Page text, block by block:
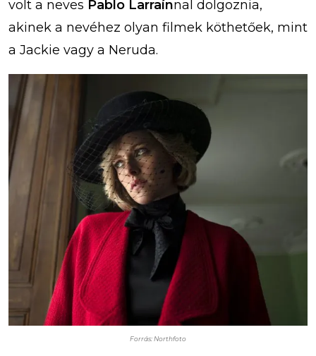
volt a neves Pablo Larraínnal dolgoznia,
akinek a nevéhez olyan filmek köthetőek, mint
a Jackie vagy a Neruda.
Forrás: Northfoto